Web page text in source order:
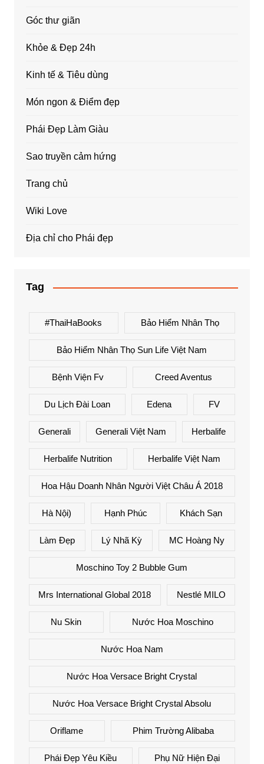
Góc thư giãn
Khỏe & Đẹp 24h
Kinh tế & Tiêu dùng
Món ngon & Điểm đẹp
Phái Đẹp Làm Giàu
Sao truyền cảm hứng
Trang chủ
Wiki Love
Địa chỉ cho Phái đẹp
Tag
#ThaiHaBooks Bảo Hiểm Nhân Thọ
Bảo Hiểm Nhân Thọ Sun Life Việt Nam
Bệnh Viện Fv Creed Aventus
Du Lịch Đài Loan Edena FV
Generali Generali Việt Nam Herbalife
Herbalife Nutrition Herbalife Việt Nam
Hoa Hậu Doanh Nhân Người Việt Châu Á 2018
Hà Nội) Hạnh Phúc Khách Sạn
Làm Đẹp Lý Nhã Kỳ MC Hoàng Ny
Moschino Toy 2 Bubble Gum
Mrs International Global 2018 Nestlé MILO
Nu Skin Nước Hoa Moschino
Nước Hoa Nam
Nước Hoa Versace Bright Crystal
Nước Hoa Versace Bright Crystal Absolu
Oriflame Phim Trường Alibaba
Phái Đẹp Yêu Kiều Phụ Nữ Hiện Đại